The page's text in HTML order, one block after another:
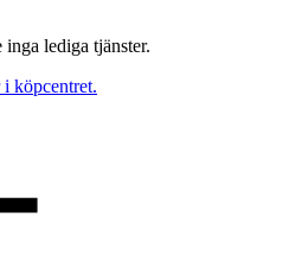
lediga tjänster.
köpcentret.